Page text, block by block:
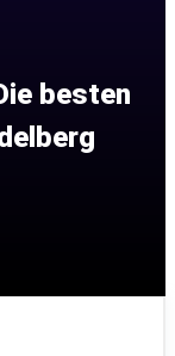
besten